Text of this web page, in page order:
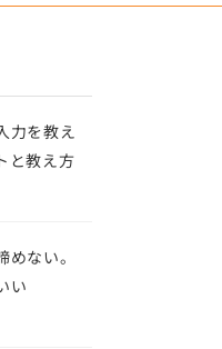
力を教え
と教え方
ない。
い